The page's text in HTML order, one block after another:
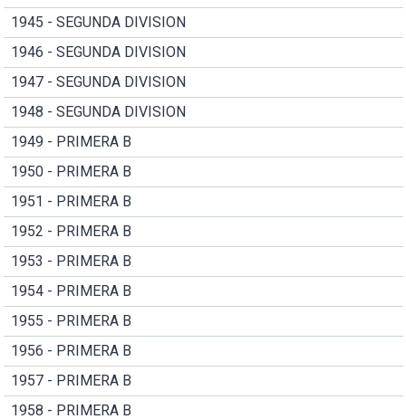
1945 - SEGUNDA DIVISION
1946 - SEGUNDA DIVISION
1947 - SEGUNDA DIVISION
1948 - SEGUNDA DIVISION
1949 - PRIMERA B
1950 - PRIMERA B
1951 - PRIMERA B
1952 - PRIMERA B
1953 - PRIMERA B
1954 - PRIMERA B
1955 - PRIMERA B
1956 - PRIMERA B
1957 - PRIMERA B
1958 - PRIMERA B